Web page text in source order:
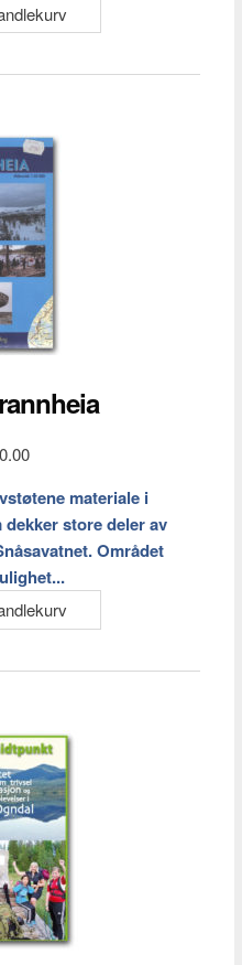
materiale i
dekker store deler av
Området